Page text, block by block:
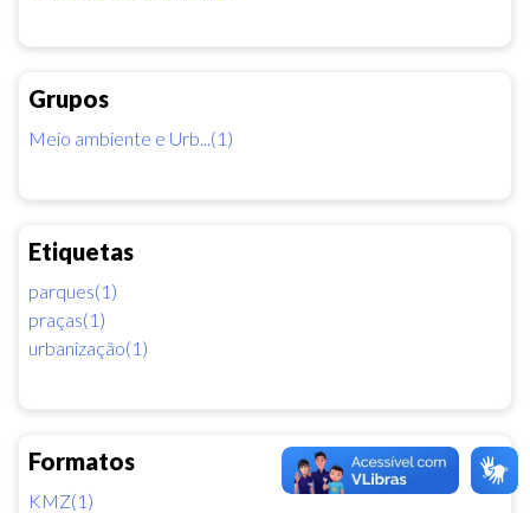
Grupos
Meio ambiente e Urb...(1)
Etiquetas
parques(1)
praças(1)
urbanização(1)
Formatos
KMZ(1)